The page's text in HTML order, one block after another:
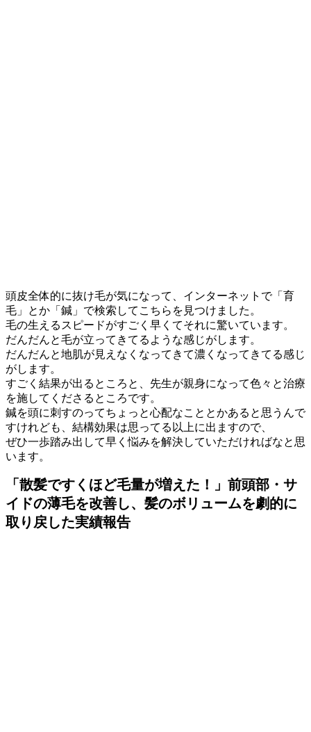
頭皮全体的に抜け毛が気になって、インターネットで「育
毛」とか「鍼」で検索してこちらを見つけました。
毛の生えるスピードがすごく早くてそれに驚いています。
だんだんと毛が立ってきてるような感じがします。
だんだんと地肌が見えなくなってきて濃くなってきてる感じ
がします。
すごく結果が出るところと、先生が親身になって色々と治療
を施してくださるところです。
鍼を頭に刺すのってちょっと心配なこととかあると思うんで
すけれども、結構効果は思ってる以上に出ますので、
ぜひ一歩踏み出して早く悩みを解決していただければなと思
います。
「散髪ですくほど毛量が増えた！」前頭部・サ
イドの薄毛を改善し、髪のボリュームを劇的に
取り戻した実績報告